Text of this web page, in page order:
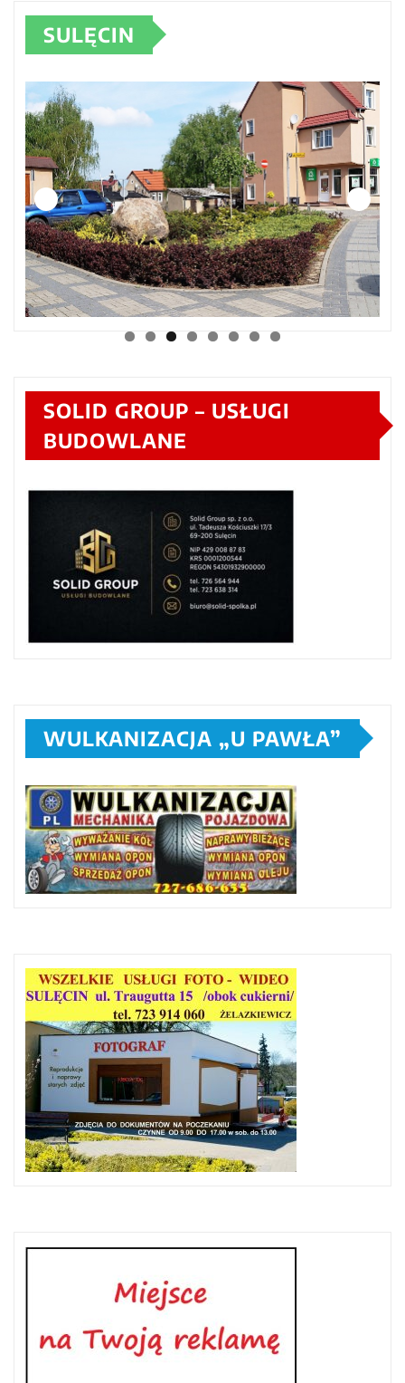
SULĘCIN
SOLID GROUP – USŁUGI
BUDOWLANE
WULKANIZACJA „U PAWŁA”